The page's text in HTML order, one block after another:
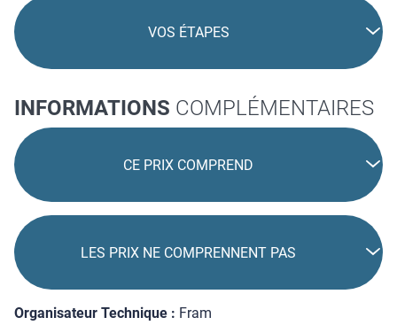
VOS ÉTAPES
INFORMATIONS COMPLÉMENTAIRES
CE PRIX COMPREND
LES PRIX NE COMPRENNENT PAS
Organisateur Technique : Fram